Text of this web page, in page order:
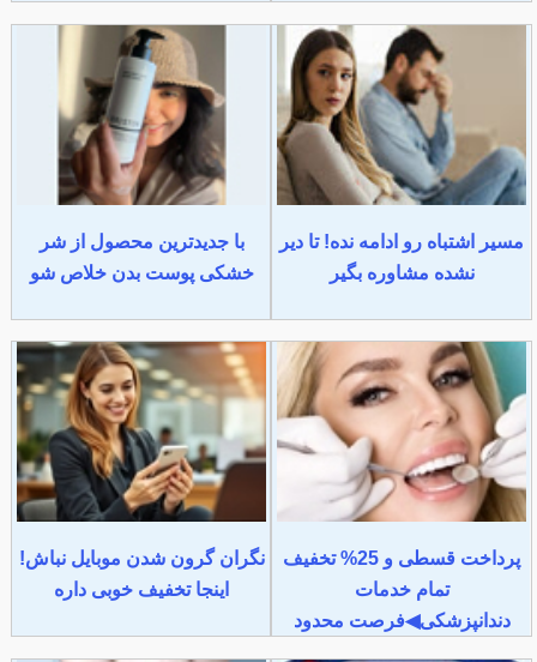
مسیر اشتباه رو ادامه نده! تا دیر
نشده مشاوره بگیر
با جدیدترین محصول از شر
خشکی پوست بدن خلاص شو
پرداخت قسطی و 25% تخفیف
تمام خدمات
دندانپزشکی◀فرصت محدود
نگران گرون شدن موبایل نباش!
اینجا تخفیف خوبی داره